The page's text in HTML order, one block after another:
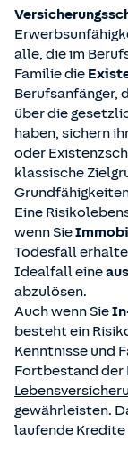
alle, die im
Familie die
Berufsanfänger,
über die
haben, sichern
oder
klassische
Eine
wenn Sie
Todesfall
Idealfall eine
abzulösen.
Auch wenn Sie
besteht ein
Kenntnisse und
Fortbestand der
gewährleisten.
laufende Kredite